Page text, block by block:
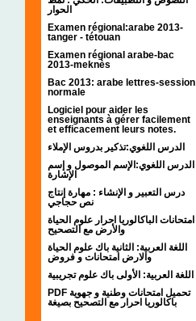
الحوار
Examen régional:arabe 2013-
tanger - tétouan
Examen régional arabe-bac
2013-meknès
Bac 2013: arabe lettres-session
normale
Logiciel pour aider les
enseignants à gérer facilement
et efficacement leurs notes.
الدرس اللغوي:تذكير بدروس الإملاء
الدرس اللغوي:الإسم الموصول و إسم
الإشارة
درس التعبير و الإنشاء : مهارة إنتاج
نص حجاجي
امتحانات الباكالوريا احرار علوم الحياة
والأرض مع التصحيح
اللغة العربية: الثانية باك علوم الحياة
والارض امتحانات و فروض
اللغة العربية: الأولى باك علوم تجريبية
PDF تحميل امتحانات وطنية و جهوية
باكالوريا احرار مع التصحيح بصيغة